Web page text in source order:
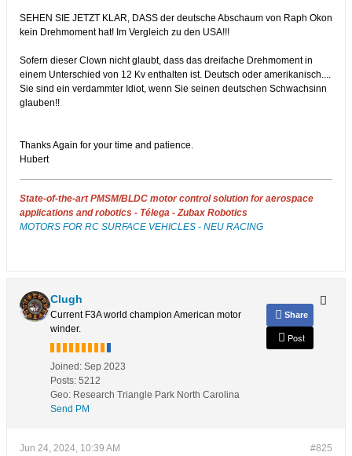
SEHEN SIE JETZT KLAR, DASS der deutsche Abschaum von Raph Okon
kein Drehmoment hat! Im Vergleich zu den USA!!!
Sofern dieser Clown nicht glaubt, dass das dreifache Drehmoment in
einem Unterschied von 12 Kv enthalten ist. Deutsch oder amerikanisch....
Sie sind ein verdammter Idiot, wenn Sie seinen deutschen Schwachsinn
glauben!!​
Thanks Again for your time and patience.
Hubert
State-of-the-art PMSM/BLDC motor control solution for aerospace
applications and robotics - Télega - Zubax Robotics
MOTORS FOR RC SURFACE VEHICLES - NEU RACING
Clugh
Current F3A world champion American motor
winder.
Joined: Sep 2023
Posts: 5212
Geo: Research Triangle Park North Carolina
Send PM
Share
Post
#825
Jun 24, 2024, 10:39 AM